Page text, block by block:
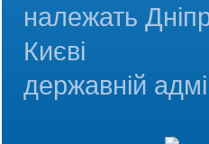
належать
Києві
державній